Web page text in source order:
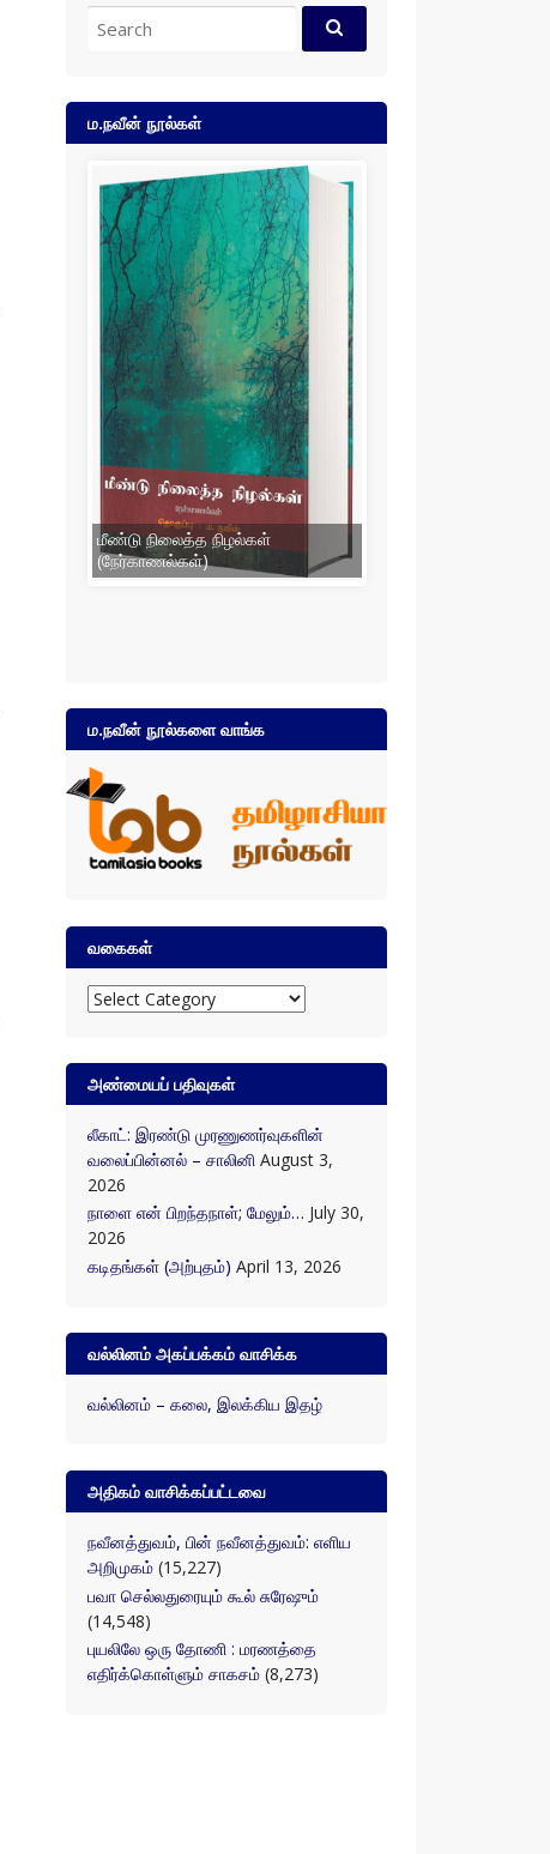
for:
ம.நவீன் நூல்கள்
மீண்டு நிலைத்த நிழல்கள்
(நேர்காணல்கள்)
ம.நவீன் நூல்களை வாங்க
வகைகள்
வகைகள்
அண்மையப் பதிவுகள்
லீகாட்: இரண்டு முரணுணர்வுகளின்
வலைப்பின்னல் – சாலினி August 3,
2026
நாளை என் பிறந்தநாள்; மேலும்… July 30,
2026
கடிதங்கள் (அற்புதம்) April 13, 2026
வல்லினம் அகப்பக்கம் வாசிக்க
வல்லினம் – கலை, இலக்கிய இதழ்
அதிகம் வாசிக்கப்பட்டவை
நவீனத்துவம், பின் நவீனத்துவம்: எளிய
அறிமுகம் (15,227)
பவா செல்லதுரையும் கூல் சுரேஷும்
(14,548)
புயலிலே ஒரு தோணி : மரணத்தை
எதிர்க்கொள்ளும் சாகசம் (8,273)